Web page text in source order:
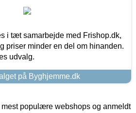
i tæt samarbejde med Frishop.dk,
priser minder en del om hinanden.
udvalg.
på Byghjemme.dk
populære webshops og anmeldt